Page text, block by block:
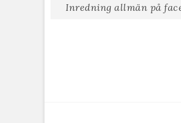
Inredning allmän på